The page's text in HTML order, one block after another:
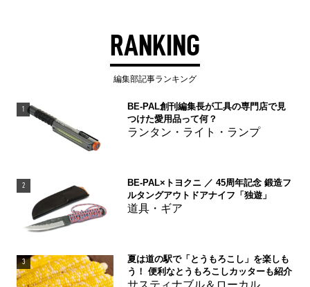
RANKING
編集部記事ランキング
1
BE-PAL創刊編集長が工具の専門店で見
つけた愛用品って何？
ランタン・ライト・ランプ
2
BE-PAL×トヨクニ ／ 45周年記念 鍛造フ
ルタングアウトドアナイフ「独遊」
道具・ギア
3
夏は道の駅で「とうもろこし」を楽しも
う！ 便利なとうもろこしカッターも紹介
サスティナブル＆ローカル